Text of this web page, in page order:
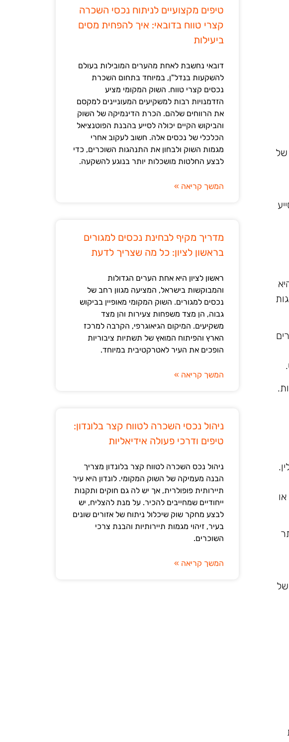
טיפים מקצועיים לניתוח נכסי השכרה
קצרי טווח בדובאי: איך להפחית מסים
ביעילות
דובאי נחשבת לאחת מהערים המובילות בעולם
להשקעות בנדל"ן, במיוחד בתחום השכרת
נכסים קצרי טווח. השוק המקומי מציע
הזדמנויות רבות למשקיעים המעוניינים למקסם
את הרווחים שלהם. הכרת הדינמיקה של השוק
והביקוש הקיים יכולה לסייע בהבנת הפוטנציאל
הכלכלי של נכסים אלה. חשוב לעקוב אחרי
מגמות השוק ולבחון את התנהגות השוכרים, כדי
לבצע החלטות מושכלות יותר בנוגע להשקעה.
המשך קריאה »
מדריך מקיף לבחינת נכסים למגורים
בראשון לציון: כל מה שצריך לדעת
ראשון לציון היא אחת הערים הגדולות
והמבוקשות בישראל, המציעה מגוון רחב של
נכסים למגורים. השוק המקומי מאופיין בביקוש
גבוה, הן מצד משפחות צעירות והן מצד
משקיעים. המיקום הגיאוגרפי, הקרבה למרכז
הארץ והפיתוח המואץ של תשתיות ציבוריות
הופכים את העיר לאטרקטיבית במיוחד.
המשך קריאה »
ניהול נכסי השכרה לטווח קצר בלונדון:
טיפים ודרכי פעולה אידיאליות
ניהול נכס השכרה לטווח קצר בלונדון מצריך
הבנה מעמיקה של השוק המקומי. לונדון היא עיר
תיירותית פופולרית, אך יש לה גם חוקים ותקנות
ייחודיים שמחייבים להכיר. על מנת להצליח, יש
לבצע מחקר שוק שיכלול ניתוח של אזורים שונים
בעיר, זיהוי מגמות תיירותיות והבנת צרכי
השוכרים.
המשך קריאה »
של